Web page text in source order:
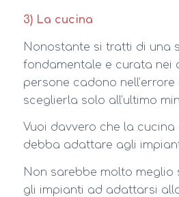
3) La cucina
Nonostante si tratti di una
fondamentale e curata nei
persone cadono
sceglierla solo all’ultimo
Vuoi davvero che la cucina
debba adattare agli
Non sarebbe molto meglio
gli impianti ad adattarsi